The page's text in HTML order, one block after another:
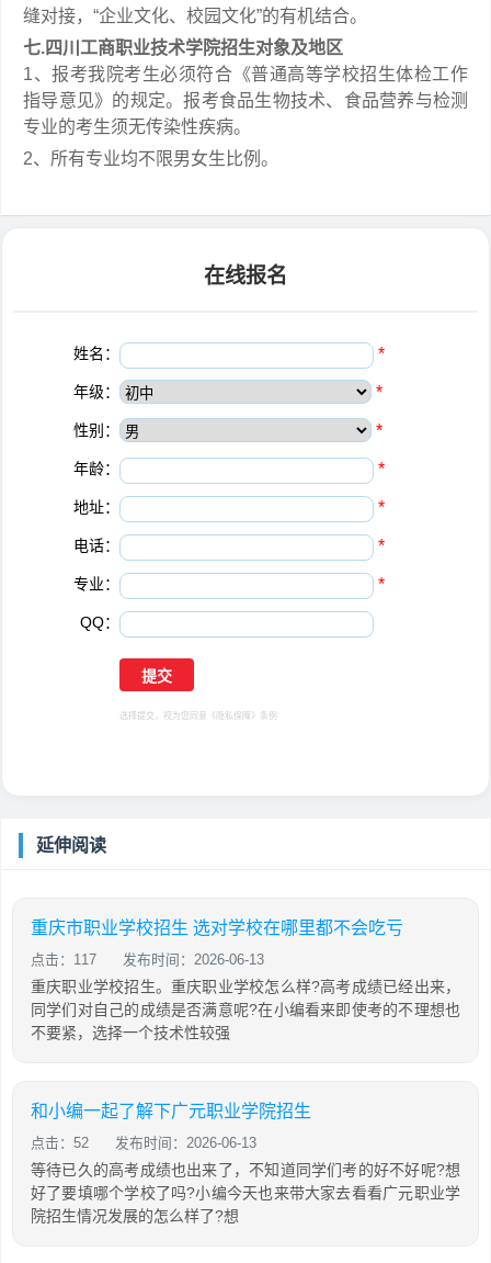
缝对接，“企业文化、校园文化”的有机结合。
七.四川工商职业技术学院招生对象及地区
1、报考我院考生必须符合《普通高等学校招生体检工作
指导意见》的规定。报考食品生物技术、食品营养与检测
专业的考生须无传染性疾病。
2、所有专业均不限男女生比例。
在线报名
姓名： *
年级： *
性别： *
年龄： *
地址： *
电话： *
专业： *
QQ：
选择提交，视为您同意 《隐私保障》 条例
延伸阅读
重庆市职业学校招生 选对学校在哪里都不会吃亏
点击：117 发布时间：2026-06-13
重庆职业学校招生。重庆职业学校怎么样?高考成绩已经出来，
同学们对自己的成绩是否满意呢?在小编看来即使考的不理想也
不要紧，选择一个技术性较强
和小编一起了解下广元职业学院招生
点击：52 发布时间：2026-06-13
等待已久的高考成绩也出来了，不知道同学们考的好不好呢?想
好了要填哪个学校了吗?小编今天也来带大家去看看广元职业学
院招生情况发展的怎么样了?想